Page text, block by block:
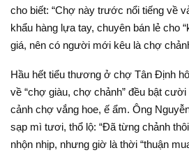
cho biết: “Chợ này trước nổi tiếng về
khẩu hàng lựa tay, chuyên bán lẻ cho
giá, nên có người mới kêu là chợ
Hầu hết tiểu thương ở chợ Tân Định
về “chợ giàu, chợ chảnh” đều bật
cảnh chợ vắng hoe, ế ẩm. Ông
sạp mì tươi, thổ lộ: “Đã từng chảnh
nhộn nhịp, nhưng giờ là thời “thuận